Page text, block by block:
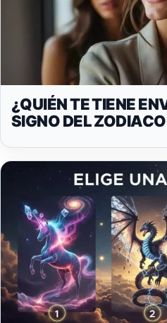
¿QUIÉN TE TIENE
SIGNO DEL